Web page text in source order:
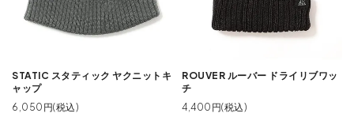
STATIC スタティック ヤクニットキ
ャップ
6,050円(税込)
ROUVER ルーバー ドライリブワッ
チ
4,400円(税込)